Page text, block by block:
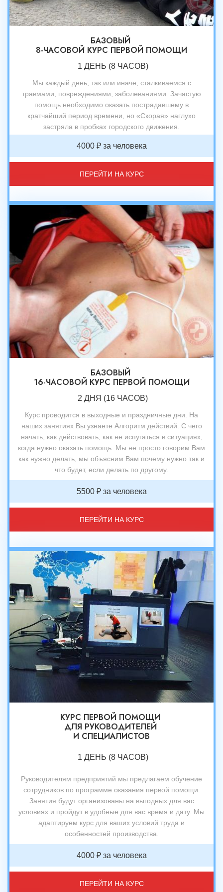
БАЗОВЫЙ
8-ЧАСОВОЙ КУРС ПЕРВОЙ ПОМОЩИ
1 ДЕНЬ (8 ЧАСОВ)
Мы каждый день, так или иначе, сталкиваемся с
травмами, повреждениями, заболеваниями. Зачастую
помощь необходимо оказать пострадавшему в
кратчайший период времени, но «Скорая» наглухо
застряла в пробках городского движения.
4000 ₽ за человека
ПЕРЕЙТИ НА КУРС
БАЗОВЫЙ
16-ЧАСОВОЙ КУРС ПЕРВОЙ ПОМОЩИ
2 ДНЯ (16 ЧАСОВ)
Курс проводится в выходные и праздничные дни. На
наших занятиях Вы узнаете Алгоритм действий. С чего
начать, как действовать, как не испугаться в ситуациях,
когда нужно оказать помощь. Мы не просто говорим Вам
как нужно делать, мы объясним Вам почему нужно так и
что будет, если делать по другому.
5500 ₽ за человека
ПЕРЕЙТИ НА КУРС
КУРС ПЕРВОЙ ПОМОЩИ
ДЛЯ РУКОВОДИТЕЛЕЙ
И СПЕЦИАЛИСТОВ
1 ДЕНЬ (8 ЧАСОВ)
Руководителям предприятий мы предлагаем обучение
сотрудников по программе оказания первой помощи.
Занятия будут организованы на выгодных для вас
условиях и пройдут в удобные для вас время и дату. Мы
адаптируем курс для ваших условий труда и
особенностей производства.
4000 ₽ за человека
ПЕРЕЙТИ НА КУРС